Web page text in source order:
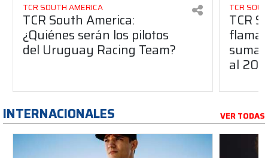
TCR SOUTH AMERICA
TCR South America:
¿Quiénes serán los pilotos
del Uruguay Racing Team?
TCR
TCR
suma
al
INTERNACIONALES VER TODAS